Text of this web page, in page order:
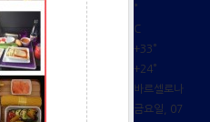
°
C
+33°
+24°
바르셀로나
금요일, 07